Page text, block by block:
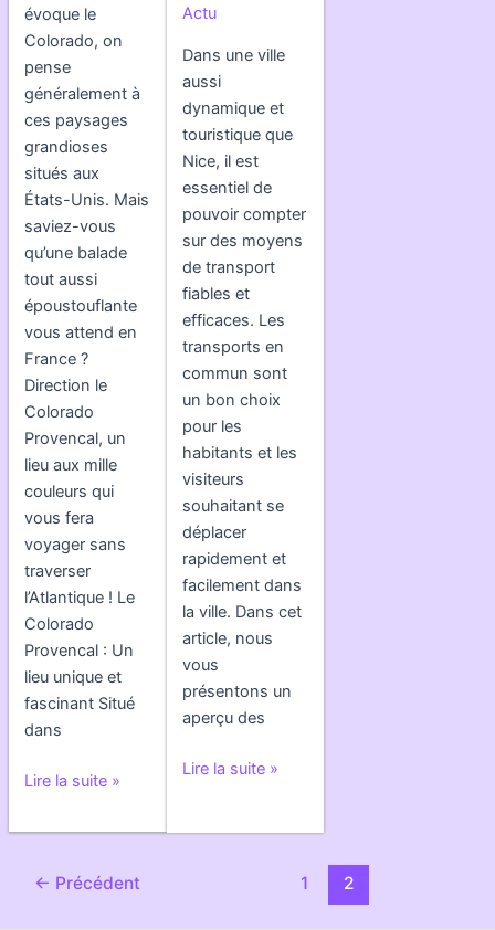
évoque le
Colorado, on
pense
généralement à
ces paysages
grandioses
situés aux
États-Unis. Mais
saviez-vous
qu’une balade
tout aussi
époustouflante
vous attend en
France ?
Direction le
Colorado
Provencal, un
lieu aux mille
couleurs qui
vous fera
voyager sans
traverser
l’Atlantique ! Le
Colorado
Provencal : Un
lieu unique et
fascinant Situé
dans
Une
flambloyante
cœur
Lire la suite »
Actu
Dans une ville
aussi
dynamique et
touristique que
Nice, il est
essentiel de
pouvoir compter
sur des moyens
de transport
fiables et
efficaces. Les
transports en
commun sont
un bon choix
pour les
habitants et les
visiteurs
souhaitant se
déplacer
rapidement et
facilement dans
la ville. Dans cet
article, nous
vous
présentons un
aperçu des
Transports
Lire la suite »
Pagination
← Précédent 1 2